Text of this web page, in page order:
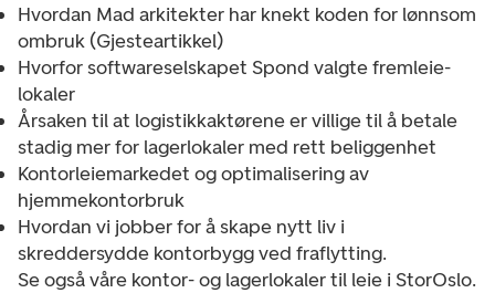
Hvordan Mad arkitekter har knekt koden for lønnsom
ombruk (Gjesteartikkel)
Hvorfor softwareselskapet Spond valgte fremleie-
lokaler
Årsaken til at logistikkaktørene er villige til å betale
stadig mer for lagerlokaler med rett beliggenhet
Kontorleiemarkedet og optimalisering av
hjemmekontorbruk
Hvordan vi jobber for å skape nytt liv i
skreddersydde kontorbygg ved fraflytting.
Se også våre kontor- og lagerlokaler til leie i StorOslo.